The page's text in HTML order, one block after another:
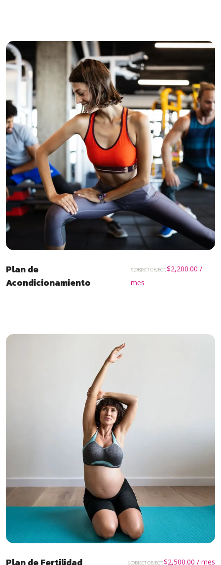
Plan de
Acondicionamiento
$[OBJECT OBJECT]$2,200.00 /
mes
Plan de Fertilidad $[OBJECT OBJECT]$2,500.00 / mes